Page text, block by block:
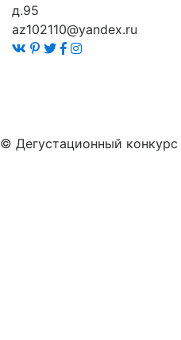
д.95
az102110@yandex.ru
© Дегустационный